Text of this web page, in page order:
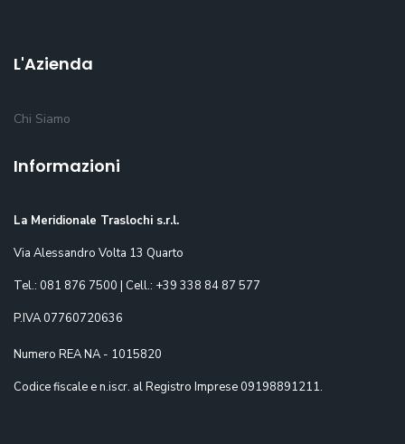
L'Azienda
Chi Siamo
Informazioni
La Meridionale Traslochi s.r.l.
Via Alessandro Volta 13 Quarto
Tel.: 081 876 7500 | Cell.: +39 338 84 87 577
P.IVA 07760720636
Numero REA NA - 1015820
Codice fiscale e n.iscr. al Registro Imprese 09198891211.